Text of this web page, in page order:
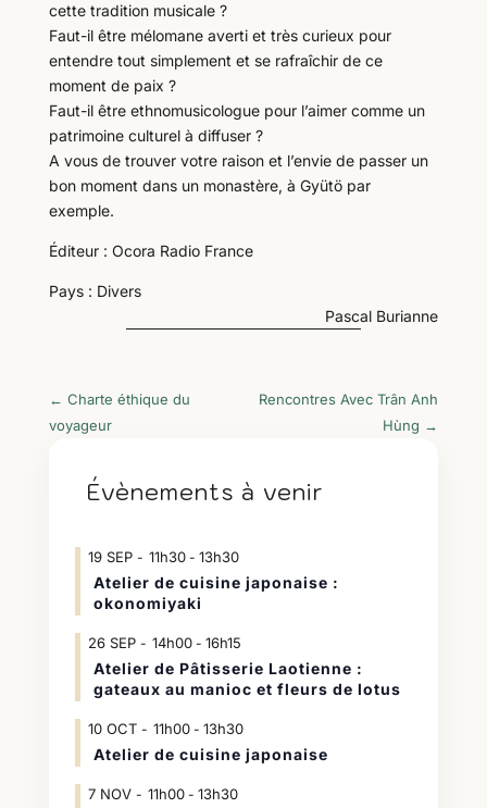
cette tradition musicale ?
Faut-il être mélomane averti et très curieux pour
entendre tout simplement et se rafraîchir de ce
moment de paix ?
Faut-il être ethnomusicologue pour l’aimer comme un
patrimoine culturel à diffuser ?
A vous de trouver votre raison et l’envie de passer un
bon moment dans un monastère, à Gyütö par
exemple.
Éditeur : Ocora Radio France
Pays : Divers
Pascal Burianne
← Charte éthique du
voyageur
Rencontres Avec Trân Anh
Hùng →
Évènements à venir
19 SEP 11h30- 13h30
Atelier de cuisine japonaise :
okonomiyaki
26 SEP 14h00- 16h15
Atelier de Pâtisserie Laotienne :
gateaux au manioc et fleurs de lotus
10 OCT 11h00- 13h30
Atelier de cuisine japonaise
7 NOV 11h00- 13h30